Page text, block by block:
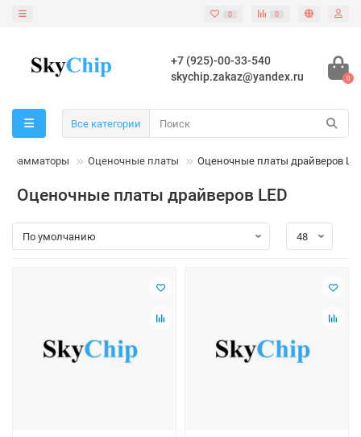
0 0
+7 (925)-00-33-540
skychip.zakaz@yandex.ru
0
Все категории
Оценочные платы Оценочные платы драйверов
Оценочные платы драйверов LED